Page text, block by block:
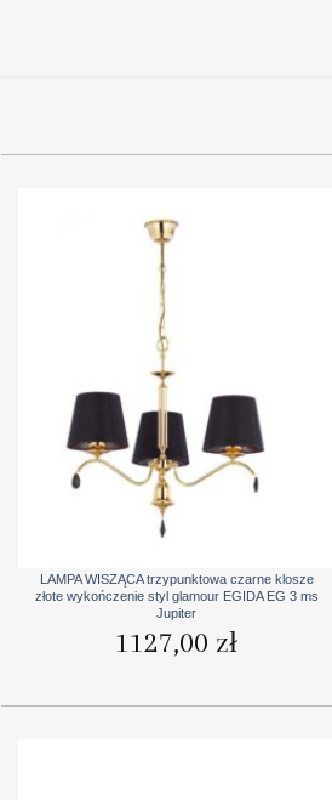
LAMPA WISZĄCA trzypunktowa czarne klosze
złote wykończenie styl glamour EGIDA EG 3 ms
Jupiter
1127,00 zł